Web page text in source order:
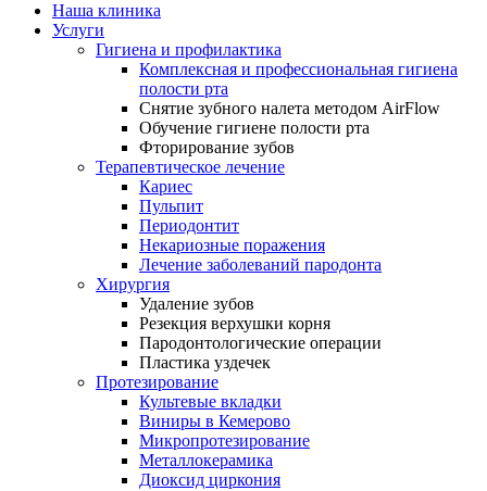
Наша клиника
Услуги
Гигиена и профилактика
Комплексная и профессиональная гигиена
полости рта
Снятие зубного налета методом AirFlow
Обучение гигиене полости рта
Фторирование зубов
Терапевтическое лечение
Кариес
Пульпит
Периодонтит
Некариозные поражения
Лечение заболеваний пародонта
Хирургия
Удаление зубов
Резекция верхушки корня
Пародонтологические операции
Пластика уздечек
Протезирование
Культевые вкладки
Виниры в Кемерово
Микропротезирование
Металлокерамика
Диоксид циркония